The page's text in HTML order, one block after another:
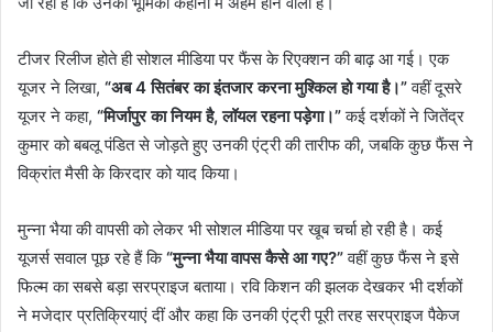
टीजर रिलीज होते ही सोशल मीडिया पर फैंस के रिएक्शन की बाढ़ आ गई। एक
यूजर ने लिखा, “अब 4 सितंबर का इंतजार करना मुश्किल हो गया है।”वहीं दूसरे
यूजर ने कहा, “मिर्जापुर का नियम है, लॉयल रहना पड़ेगा।”कई दर्शकों ने जितेंद्र
कुमार को बबलू पंडित से जोड़ते हुए उनकी एंट्री की तारीफ की, जबकि कुछ फैंस ने
विक्रांत मैसी के किरदार को याद किया।
मुन्ना भैया की वापसी को लेकर भी सोशल मीडिया पर खूब चर्चा हो रही है। कई
यूजर्स सवाल पूछ रहे हैं कि“मुन्ना भैया वापस कैसे आ गए?”वहीं कुछ फैंस ने इसे
फिल्म का सबसे बड़ा सरप्राइज बताया। रवि किशन की झलक देखकर भी दर्शकों
ने मजेदार प्रतिक्रियाएं दीं और कहा कि उनकी एंट्री पूरी तरह सरप्राइज पैकेज